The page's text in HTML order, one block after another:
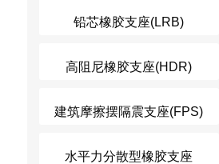
铅芯橡胶支座(LRB)
高阻尼橡胶支座(HDR)
建筑摩擦摆隔震支座(FPS)
水平力分散型橡胶支座